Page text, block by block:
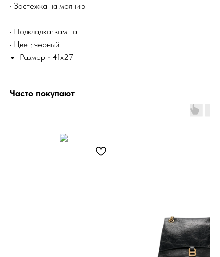
• Застежка на молнию
• Подкладка: замша
• Цвет: черный
Размер - 41x27
Часто покупают